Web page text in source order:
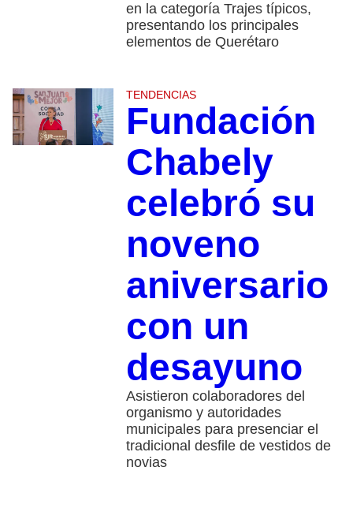
en la categoría Trajes típicos,
presentando los principales
elementos de Querétaro
TENDENCIAS
Fundación
Chabely
celebró su
noveno
aniversario
con un
desayuno
Asistieron colaboradores del
organismo y autoridades
municipales para presenciar el
tradicional desfile de vestidos de
novias